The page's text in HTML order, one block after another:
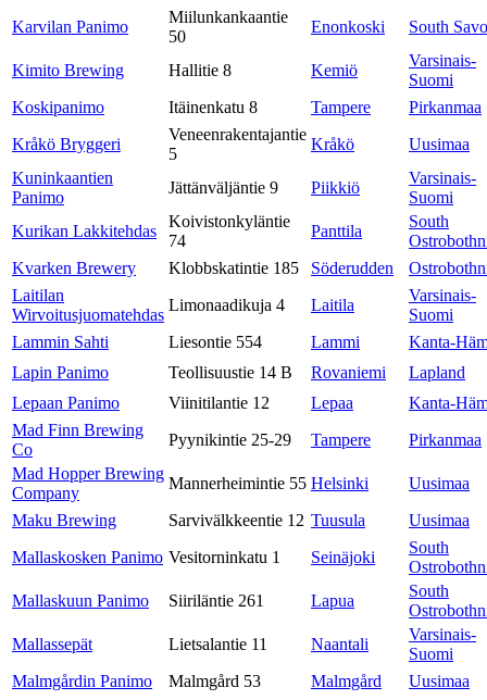
Karvilan Panimo
Miilunkankaantie
50
Enonkoski South Savo
Kimito Brewing Hallitie 8 Kemiö
Varsinais-
Suomi
Koskipanimo
Itäinenkatu 8 Tampere
Pirkanmaa
Kråkö Bryggeri
Veneenrakentajantie
5
Kråkö
Uusimaa
Kuninkaantien
Panimo
Jättänväljäntie 9 Piikkiö
Varsinais-
Suomi
Kurikan Lakkitehdas
Koivistonkyläntie
74
Panttila
South
Kvarken Brewery
Klobbskatintie 185 Söderudden
Laitilan
Wirvoitusjuomatehdas
Limonaadikuja 4 Laitila
Varsinais-
Suomi
Lammin Sahti
Liesontie 554 Lammi
Kanta-
Lapin Panimo
Teollisuustie 14 B Rovaniemi
Lapland
Lepaan Panimo
Viinitilantie 12 Lepaa
Kanta-
Mad Finn Brewing
Co
Pyynikintie 25-29 Tampere
Pirkanmaa
Mad Hopper Brewing
Company
Mannerheimintie 55 Helsinki
Uusimaa
Maku Brewing
Sarvivälkkeentie 12 Tuusula
Uusimaa
Mallaskosken Panimo Vesitorninkatu 1 Seinäjoki
South
Mallaskuun Panimo
Siiriläntie 261 Lapua
South
Mallassepät
Lietsalantie 11 Naantali
Varsinais-
Suomi
Malmgårdin Panimo
Malmgård 53 Malmgård
Uusimaa